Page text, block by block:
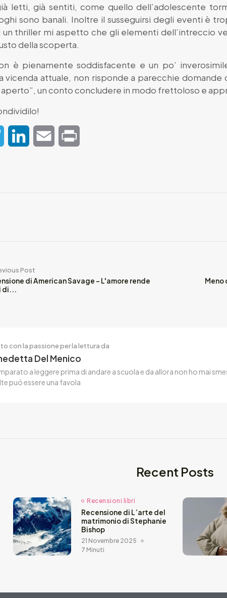
letti, già sentiti, come quello dell’adolescente
sono banali. Inoltre il susseguirsi degli eventi è
thriller mi aspetto che gli elementi dell’intreccio
della scoperta.
è pienamente soddisfacente e un po’
vicenda attuale, non risponde a parecchie
aperto”, un conto concludere in modo frettoloso e
TelegramLinkedIn Email
Post
di American Savage – L'amore rende
di...
Meno
con la passione per la lettura da
Del Menico
a leggere prima di andare a scuola e da allora non ho mai
puó essere una favola
Recent Posts
Recensioni libri
Recensione di L’arte del
matrimonio di Stephanie
Bishop
21 Novembre 2025
7 Minuti